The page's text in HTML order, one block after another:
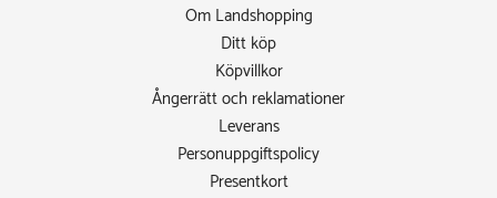
Om Landshopping
Ditt köp
Köpvillkor
Ångerrätt och reklamationer
Leverans
Personuppgiftspolicy
Presentkort